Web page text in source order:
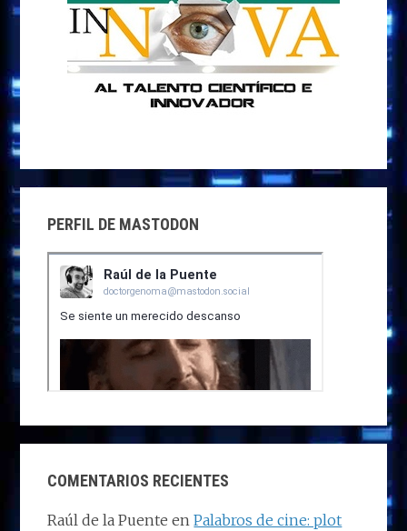
PERFIL DE MASTODON
COMENTARIOS RECIENTES
Raúl de la Puente enPalabros de cine: plot